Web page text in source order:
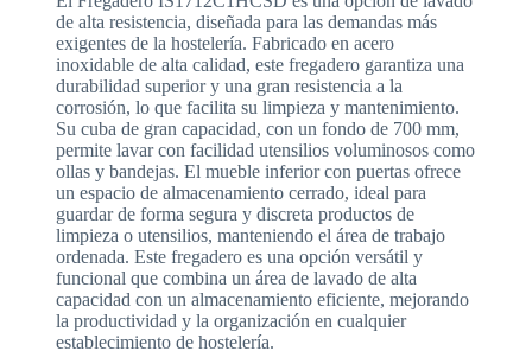
de alta resistencia, diseñada para las demandas más
exigentes de la hostelería. Fabricado en acero
inoxidable de alta calidad, este fregadero garantiza una
durabilidad superior y una gran resistencia a la
corrosión, lo que facilita su limpieza y mantenimiento.
Su cuba de gran capacidad, con un fondo de 700 mm,
permite lavar con facilidad utensilios voluminosos como
ollas y bandejas. El mueble inferior con puertas ofrece
un espacio de almacenamiento cerrado, ideal para
guardar de forma segura y discreta productos de
limpieza o utensilios, manteniendo el área de trabajo
ordenada. Este fregadero es una opción versátil y
funcional que combina un área de lavado de alta
capacidad con un almacenamiento eficiente, mejorando
la productividad y la organización en cualquier
establecimiento de hostelería.